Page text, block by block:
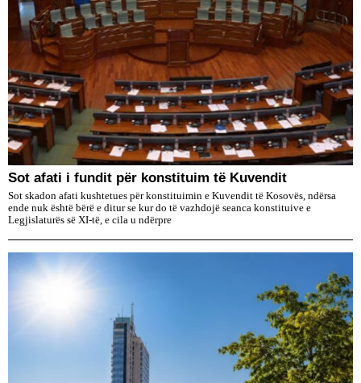
​Sot afati i fundit për konstituim të Kuvendit
Sot skadon afati kushtetues për konstituimin e Kuvendit të Kosovës, ndërsa
ende nuk është bërë e ditur se kur do të vazhdojë seanca konstituive e
Legjislaturës së XI-të, e cila u ndërpre